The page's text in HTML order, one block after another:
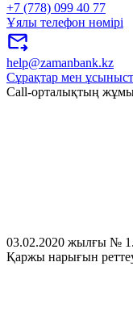
+7 (778) 099 40 77
Ұялы телефон нөмірі
help@zamanbank.kz
Сұрақтар мен
Call-орталықтың
03.02.2020 жылғы №
Қаржы нарығын